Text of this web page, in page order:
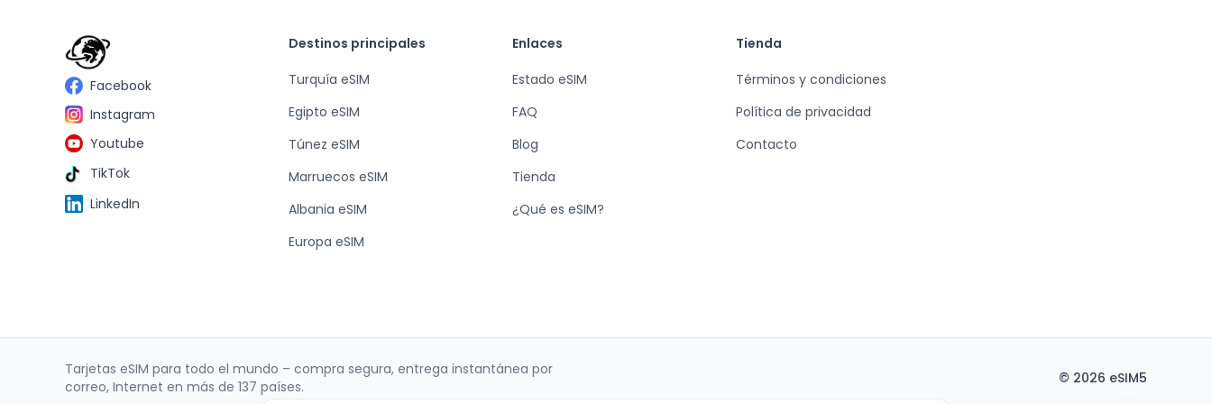
Facebook
Instagram
Youtube
TikTok
LinkedIn
Destinos principales
Turquía eSIM
Egipto eSIM
Túnez eSIM
Marruecos eSIM
Albania eSIM
Europa eSIM
Enlaces
Estado eSIM
FAQ
Blog
Tienda
¿Qué es eSIM?
Tienda
Términos y condiciones
Política de privacidad
Contacto
Tarjetas eSIM para todo el mundo – compra segura, entrega instantánea por
correo, Internet en más de 137 países.
© 2026 eSIM5